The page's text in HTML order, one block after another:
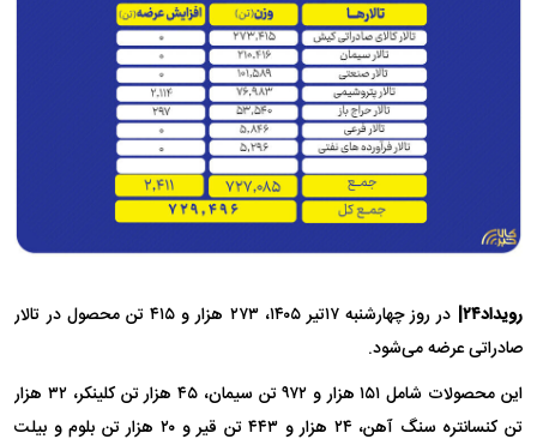
رویداد۲۴|
در روز چهارشنبه ۱۷تیر ۱۴۰۵، ۲۷۳ هزار و ۴۱۵ تن محصول در تالار
صادراتی عرضه می‌شود.
این محصولات شامل ۱۵۱ هزار و ۹۷۲ تن سیمان، ۴۵ هزار تن کلینکر، ۳۲ هزار
تن کنسانتره سنگ آهن، ۲۴ هزار و ۴۴۳ تن قیر و ۲۰ هزار تن بلوم و بیلت